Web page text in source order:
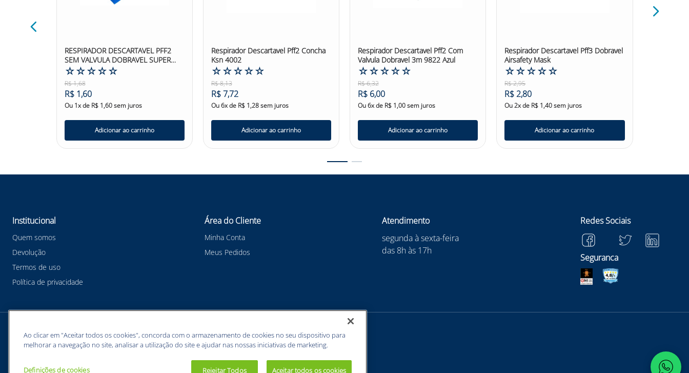
RESPIRADOR DESCARTAVEL PFF2
SEM VALVULA DOBRAVEL SUPER
SAFETY
☆☆☆☆☆
R$1,68
R$ 1,60
Ou 1x de R$ 1,60sem juros
Adicionar ao carrinho
Respirador Descartavel Pff2 Concha
Ksn 4002
☆☆☆☆☆
R$8,13
R$7,72
Ou6x de R$ 1,28sem juros
Adicionar ao carrinho
Respirador Descartavel Pff2 Com
Valvula Dobravel 3m 9822 Azul
☆☆☆☆☆
R$6,32
R$ 6,00
Ou6x de R$ 1,00sem juros
Adicionar ao carrinho
Respirador Descartavel Pff3 Dobravel
Airsafety Mask
☆☆☆☆☆
R$2,95
R$2,80
Ou2x de R$ 1,40sem juros
Adicionar ao carrinho
Institucional
Quem somos
Devolução
Termos de uso
Política de privacidade
Área do Cliente
Minha Conta
Meus Pedidos
Atendimento
segunda à sexta-feira
das 8h às 17h
Redes Sociais
Seguranca
Meios de pagamentos
Ao clicar em "Aceitar todos os cookies", concorda com o armazenamento de cookies no seu dispositivo para
melhorar a navegação no site, analisar a utilização do site e ajudar nas nossas iniciativas de marketing.
Definições de cookies Rejeitar Todos Aceitar todos os cookies